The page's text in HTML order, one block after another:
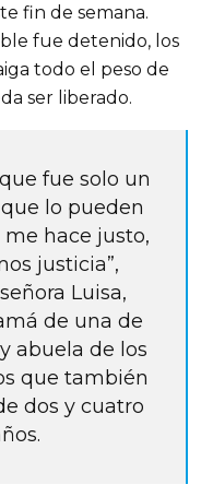
fin de semana.
fue detenido, los
todo el peso de
ser liberado.
fue solo un
lo pueden
me hace justo,
justicia”,
Luisa,
de una de
abuela de los
que también
dos y cuatro